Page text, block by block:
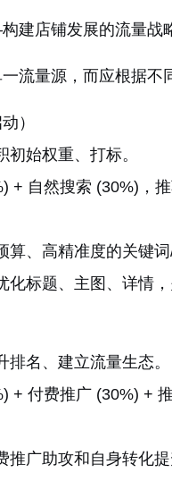
建店铺发展的流量战
流量源，而应根据
）
始权重、打标。
+ 自然搜索 (30%)，
算、高精准度的关键
化标题、主图、详情
名、建立流量生态。
+ 付费推广 (30%) +
推广助攻和自身转化